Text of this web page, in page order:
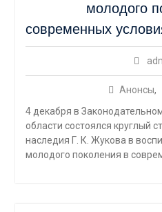
молодого
современных
Анонсы,
4 декабря в
области состоялся круглый
наследия Г. К. Жукова в
молодого поколения в